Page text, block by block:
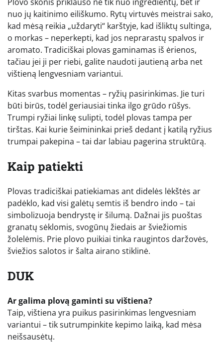
nuo jų kaitinimo eiliškumo. Rytų virtuvės meistrai sako,
kad mėsą reikia „uždaryti“ karštyje, kad išliktų sultinga,
o morkas – neperkepti, kad jos neprarastų spalvos ir
aromato. Tradiciškai plovas gaminamas iš ėrienos,
tačiau jei ji per riebi, galite naudoti jautieną arba net
vištieną lengvesniam variantui.
Kitas svarbus momentas – ryžių pasirinkimas. Jie turi
būti birūs, todėl geriausiai tinka ilgo grūdo rūšys.
Trumpi ryžiai linkę sulipti, todėl plovas tampa per
tirštas. Kai kurie šeimininkai prieš dedant į katilą ryžius
trumpai pakepina – tai dar labiau pagerina struktūrą.
Kaip patiekti
Plovas tradiciškai patiekiamas ant didelės lėkštės ar
padėklo, kad visi galėtų semtis iš bendro indo – tai
simbolizuoja bendrystę ir šilumą. Dažnai jis puoštas
granatų sėklomis, svogūnų žiedais ar šviežiomis
žolelėmis. Prie plovo puikiai tinka raugintos daržovės,
šviežios salotos ir šalta airano stiklinė.
DUK
Ar galima plovą gaminti su vištiena?
Taip, vištiena yra puikus pasirinkimas lengvesniam
variantui – tik sutrumpinkite kepimo laiką, kad mėsa
neišsausėtų.